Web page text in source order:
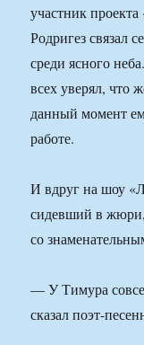
участник
Родригез связал
среди ясного
всех уверял, что
данный момент
работе.
И вдруг на шоу
сидевший в жюри,
со
— У Тимура
сказал поэт-